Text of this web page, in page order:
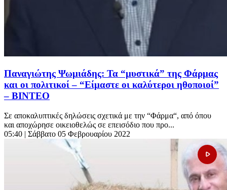
Παναγιώτης Ψωμιάδης: Τα “μυστικά” της Φάρμας
και οι πολιτικοί – “Είμαστε οι καλύτεροι ηθοποιοί”
– ΒΙΝΤΕΟ
Σε αποκαλυπτικές δηλώσεις σχετικά με την “Φάρμα“, από όπου
και αποχώρησε οικειοθελώς σε επεισόδιο που προ...
05:40 | Σάββατο 05 Φεβρουαρίου 2022